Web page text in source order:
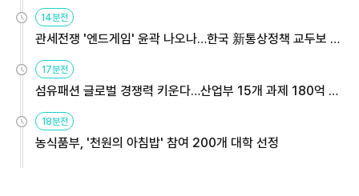
14분전
관세전쟁 '엔드게임' 윤곽 나오나…한국 新통상정책 교두보 활
용해야
17분전
섬유패션 글로벌 경쟁력 키운다…산업부 15개 과제 180억 지
원
18분전
농식품부, '천원의 아침밥' 참여 200개 대학 선정